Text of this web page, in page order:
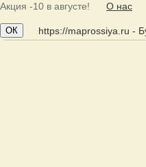
О нас
https://maprossiya.ru -
Акция -10 в августе!
ОК